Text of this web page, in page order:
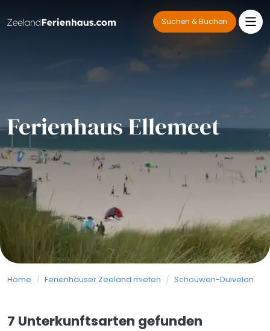
Suchen & Buchen
Ferienhaus Ellemeet
Home / Ferienhäuser Zeeland mieten / Schouwen-Duiveland
7 Unterkunftsarten gefunden